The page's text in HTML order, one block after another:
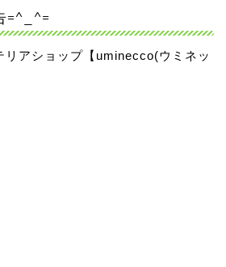
=^_^=
リアショップ【uminecco(ウミネッ